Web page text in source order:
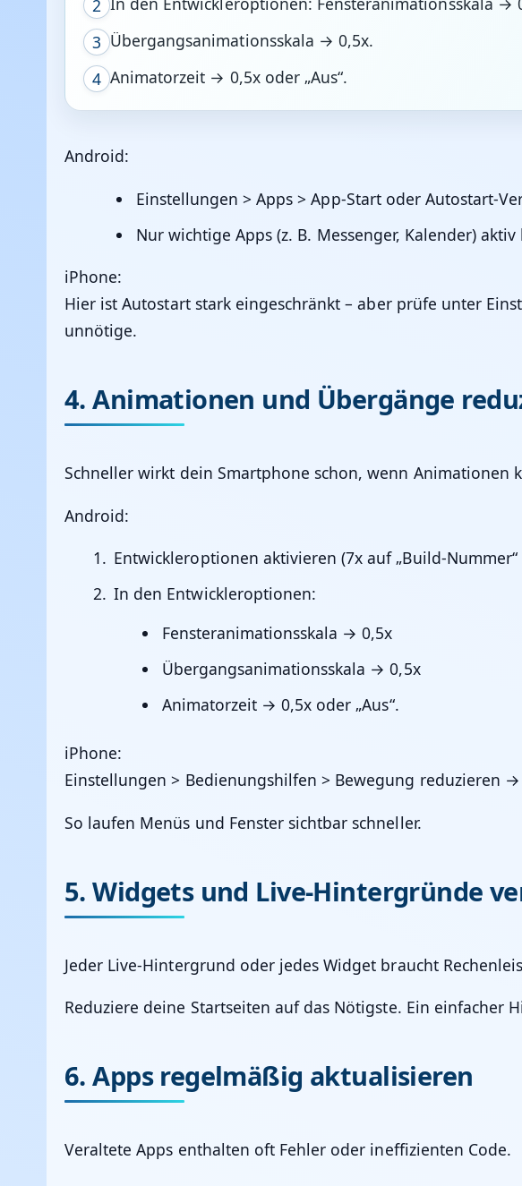
2
3 Übergangsanimationsskala → 0,5x.
4 Animatorzeit → 0,5x oder „Aus“.
Android:
Einstellungen > Apps > App-Start oder Autostart-
Nur wichtige Apps (z. B. Messenger, Kalender) aktiv
iPhone:
Hier ist Autostart stark eingeschränkt – aber prüfe unter
unnötige.
4. Animationen und Übergänge
Schneller wirkt dein Smartphone schon, wenn Animationen
Android:
Entwickleroptionen aktivieren (7x auf „Build-
In den Entwickleroptionen:
Fensteranimationsskala → 0,5x
Übergangsanimationsskala → 0,5x
Animatorzeit → 0,5x oder „Aus“.
iPhone:
Einstellungen > Bedienungshilfen > Bewegung reduzieren
So laufen Menüs und Fenster sichtbar schneller.
5. Widgets und Live-Hintergründe
Jeder Live-Hintergrund oder jedes Widget braucht
Reduziere deine Startseiten auf das Nötigste. Ein einfacher
6. Apps regelmäßig aktualisieren
Veraltete Apps enthalten oft Fehler oder ineffizienten Code.